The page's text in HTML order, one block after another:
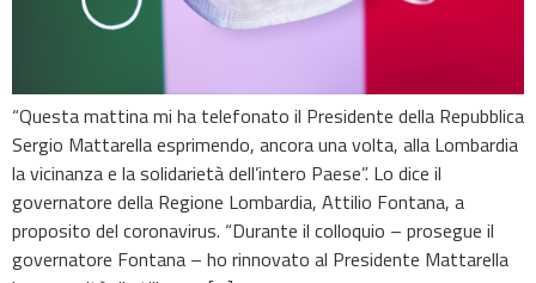
“Questa mattina mi ha telefonato il Presidente della Repubblica
Sergio Mattarella esprimendo, ancora una volta, alla Lombardia
la vicinanza e la solidarietà dell’intero Paese”. Lo dice il
governatore della Regione Lombardia, Attilio Fontana, a
proposito del coronavirus. “Durante il colloquio – prosegue il
governatore Fontana – ho rinnovato al Presidente Mattarella